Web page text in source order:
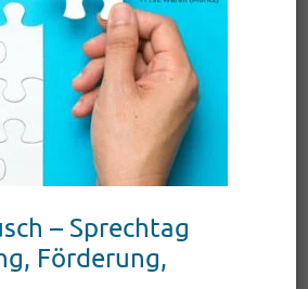
Uhr im Unternehmen
Rostock GmbH, Silder Moor
neben der
auch Fachminister und -
die Staatsekretärinnen und
eine gute Gelegenheit, sich
Repräsentanten von
– Sprechtag
Förderung,